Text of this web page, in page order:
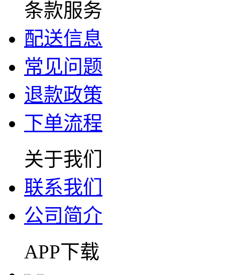
条款服务
配送信息
常见问题
退款政策
下单流程
关于我们
联系我们
公司简介
APP下载